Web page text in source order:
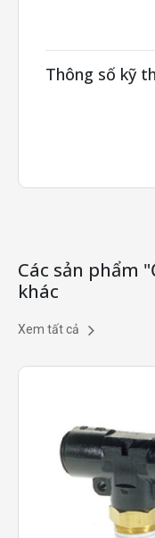
Thông số kỹ
Các sản phẩm
khác
Xem tất cả